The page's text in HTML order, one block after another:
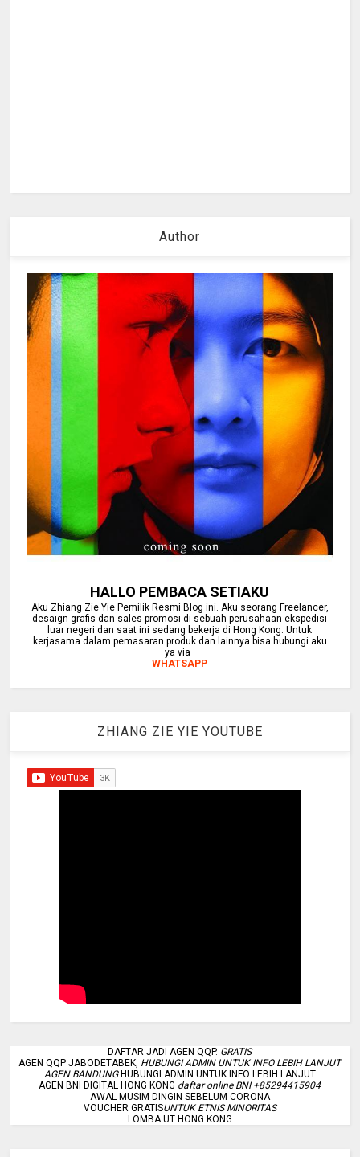
Author
HALLO PEMBACA SETIAKU
Aku Zhiang Zie Yie Pemilik Resmi Blog ini. Aku seorang Freelancer,
desaign grafis dan sales promosi di sebuah perusahaan ekspedisi
luar negeri dan saat ini sedang bekerja di Hong Kong. Untuk
kerjasama dalam pemasaran produk dan lainnya bisa hubungi aku
ya via
WHATSAPP
ZHIANG ZIE YIE YOUTUBE
DAFTAR JADI AGEN QQP. GRATIS
AGEN QQP JABODETABEK, HUBUNGI ADMIN UNTUK INFO LEBIH LANJUT
AGEN BANDUNGHUBUNGI ADMIN UNTUK INFO LEBIH LANJUT
AGEN BNI DIGITAL HONG KONG daftar online BNI +85294415904
AWAL MUSIM DINGIN SEBELUM CORONA
VOUCHER GRATISUNTUK ETNIS MINORITAS
LOMBA UT HONG KONG